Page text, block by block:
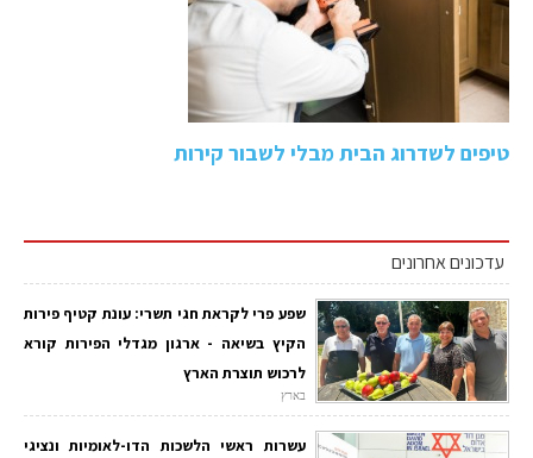
טיפים לשדרוג הבית מבלי לשבור קירות
עדכונים אחרונים
שפע פרי לקראת חגי תשרי: עונת קטיף פירות
הקיץ בשיאה - ארגון מגדלי הפירות קורא
לרכוש תוצרת הארץ
בארץ
עשרות ראשי הלשכות הדו-לאומיות ונציגי